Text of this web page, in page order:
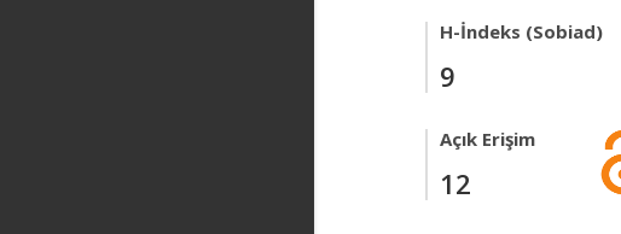
H-İndeks (Sobiad)
9
Açık Erişim
12